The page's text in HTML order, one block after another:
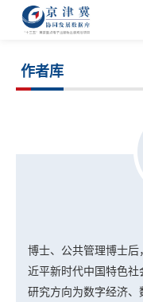
作者库
博士、公共管理博士
近平新时代中国特色
研究方向为数字经济、